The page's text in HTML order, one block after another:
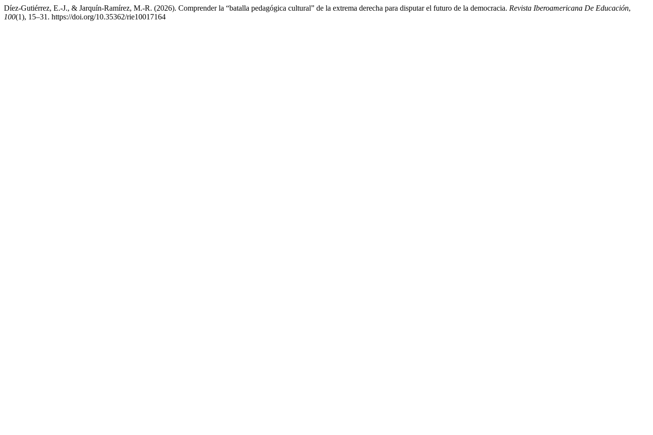
Díez-Gutiérrez, E.-J., & Jarquín-Ramírez, M.-R. (2026). Comprender la “batalla pedagógica cultural” de la extrema derecha para disputar el futuro de la democracia. Revista Iberoamericana De Educación,
100(1), 15–31. https://doi.org/10.35362/rie10017164